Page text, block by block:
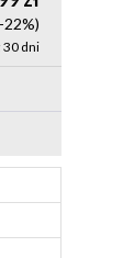
22%)
30 dni